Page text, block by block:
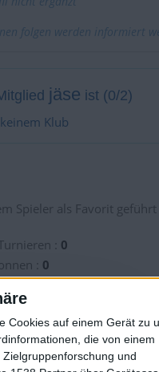
Cookies auf einem Gerät zu
die von einem
und
folgen werden informiert
jäse ist (0/2)
Klub
Spieler als Favorit geführt
: 0
: 0
des Turniers :
des Turniers :0
des Turniers : 0